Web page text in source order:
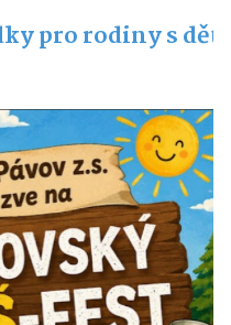
pro rodiny s